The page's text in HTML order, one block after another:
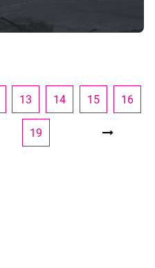
13 14 15 16
19